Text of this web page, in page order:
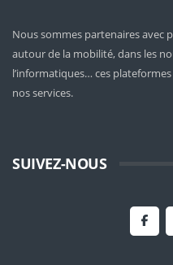
Nous sommes partenaires avec
autour de la mobilité, dans les
l’informatiques… ces
nos services.
SUIVEZ-NOUS